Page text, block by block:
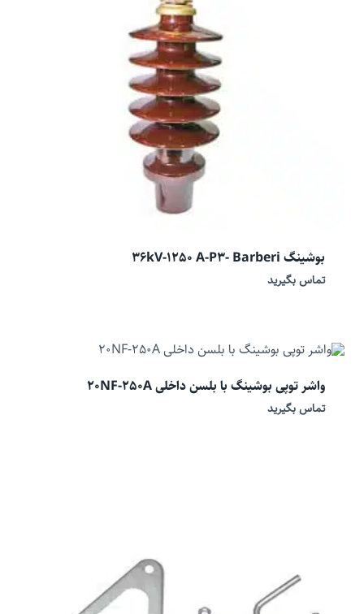
بوشینگ 36kV-1250 A-P3- Barberi
تماس بگیرید
واشر توپی بوشینگ با بلسن داخلی 20NF-250A
تماس بگیرید